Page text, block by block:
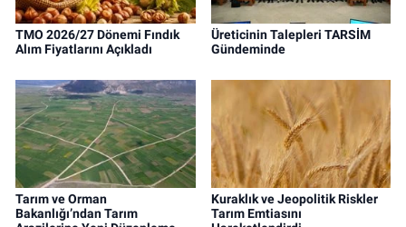
TMO 2026/27 Dönemi Fındık
Alım Fiyatlarını Açıkladı
Üreticinin Talepleri TARSİM
Gündeminde
Tarım ve Orman
Bakanlığı’ndan Tarım
Kuraklık ve Jeopolitik Riskler
Tarım Emtiasını